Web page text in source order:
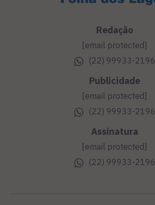
Redação
[email protected]
(22) 99933-2196
Publicidade
[email protected]
(22) 99933-2196
Assinatura
[email protected]
(22) 99933-2196